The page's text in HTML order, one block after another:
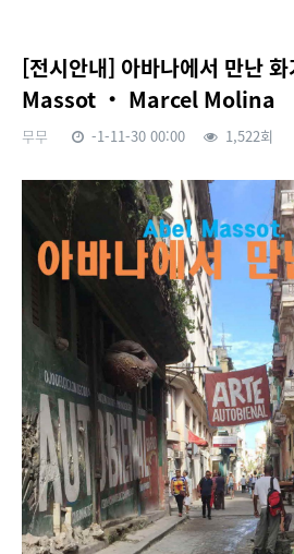
[전시안내] 아바나에서 만난
Massot ‧ Marcel Molina
무무 -1-11-30 00:00 1,522회